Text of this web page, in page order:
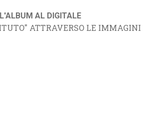
AL DIGITALE
ATTRAVERSO LE IMMAGINI